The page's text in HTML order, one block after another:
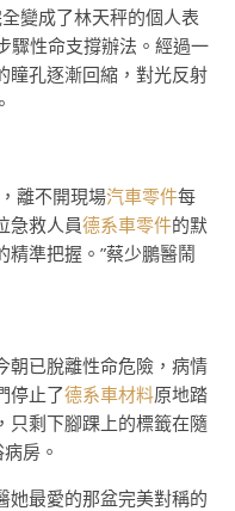
變成了林天秤的個人表
驟性命支撐辦法。經過一
瞳孔逐漸回縮，對光反射
離不開現場汽車零件每
急救人員德系車零件的默
精準把握。”蔡少鵬醫鬧
朝已脫離性命危險，病情
停止了德系車材料原地踏
只剩下腳踝上的標籤在隨
房。
她最愛的那盆完美對稱的